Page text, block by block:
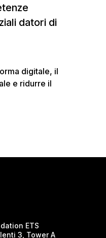
datori di
digitale, il
e ridurre il
ETS
3, Tower A